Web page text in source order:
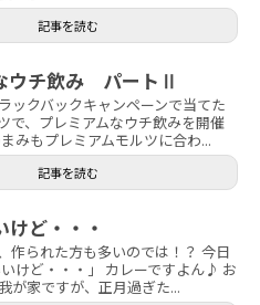
記事を読む
ウチ飲み パートⅡ
ックバックキャンペーンで当てた
で、プレミアムなウチ飲みを開催
みもプレミアムモルツに合わ...
記事を読む
けど・・・
作られた方も多いのでは！？ 今日
けど・・・」 カレーですよん♪ お
が家ですが、正月過ぎた...